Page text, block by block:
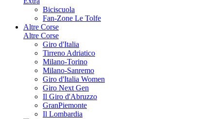
Biciscuola
Fan-Zone Le Tolfe
Altre Corse
Altre Corse
Giro d'Italia
Tirreno Adriatico
Milano-Torino
Milano-Sanremo
Giro d'Italia Women
Giro Next Gen
Il Giro d'Abruzzo
GranPiemonte
Il Lombardia